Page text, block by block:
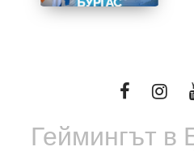
Геймингът в